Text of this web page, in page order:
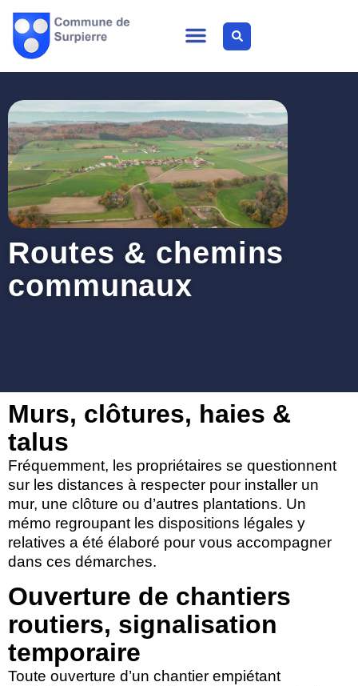
Routes & chemins
communaux
Murs, clôtures, haies &
talus
Fréquemment, les propriétaires se questionnent
sur les distances à respecter pour installer un
mur, une clôture ou d’autres plantations. Un
mémo regroupant les dispositions légales y
relatives a été élaboré pour vous accompagner
dans ces démarches.
Ouverture de chantiers
routiers, signalisation
temporaire
Toute ouverture d’un chantier empiétant